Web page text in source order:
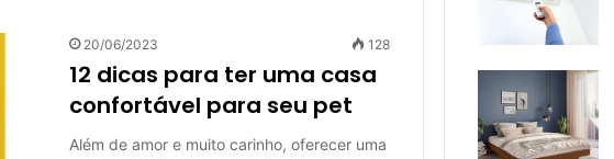
20/06/2023 128
12 dicas para ter uma casa
confortável para seu pet
Além de amor e muito carinho, oferecer uma